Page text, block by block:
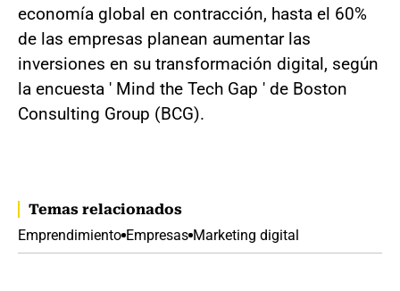
economía global en contracción, hasta el 60%
de las empresas planean aumentar las
inversiones en su transformación digital, según
la encuesta ' Mind the Tech Gap ' de Boston
Consulting Group (BCG).
Temas relacionados
Emprendimiento Empresas Marketing digital